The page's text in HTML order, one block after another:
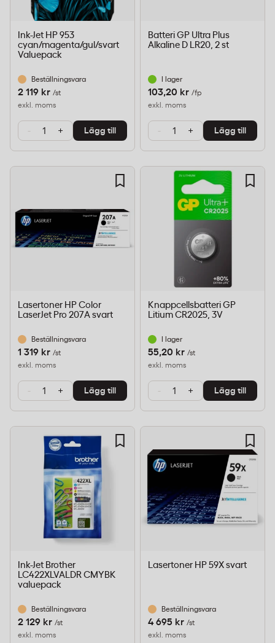
Ink-Jet HP 953
cyan/magenta/gul/svart
Valuepack
Beställningsvara
2 119 kr /st
exkl. moms
- + Lägg till
Batteri GP Ultra Plus
Alkaline D LR20, 2 st
I lager
103,20 kr /fp
exkl. moms
- + Lägg till
Lasertoner HP Color
LaserJet Pro 207A svart
Beställningsvara
1 319 kr /st
exkl. moms
- + Lägg till
Knappcellsbatteri GP
Litium CR2025, 3V
I lager
55,20 kr /st
exkl. moms
- + Lägg till
Ink-Jet Brother
LC422XLVALDR CMYBK
valuepack
Beställningsvara
2 129 kr /st
exkl. moms
Lasertoner HP 59X svart
Beställningsvara
4 695 kr /st
exkl. moms